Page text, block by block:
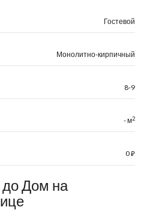
Гостевой
Монолитно-кирпичный
8-9
- м2
0⃏
до Дом на